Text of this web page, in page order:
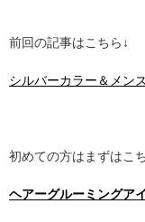
前回の記事はこちら↓
シルバーカラー＆メン
初めての方はまずはこ
ヘアーグルーミングア